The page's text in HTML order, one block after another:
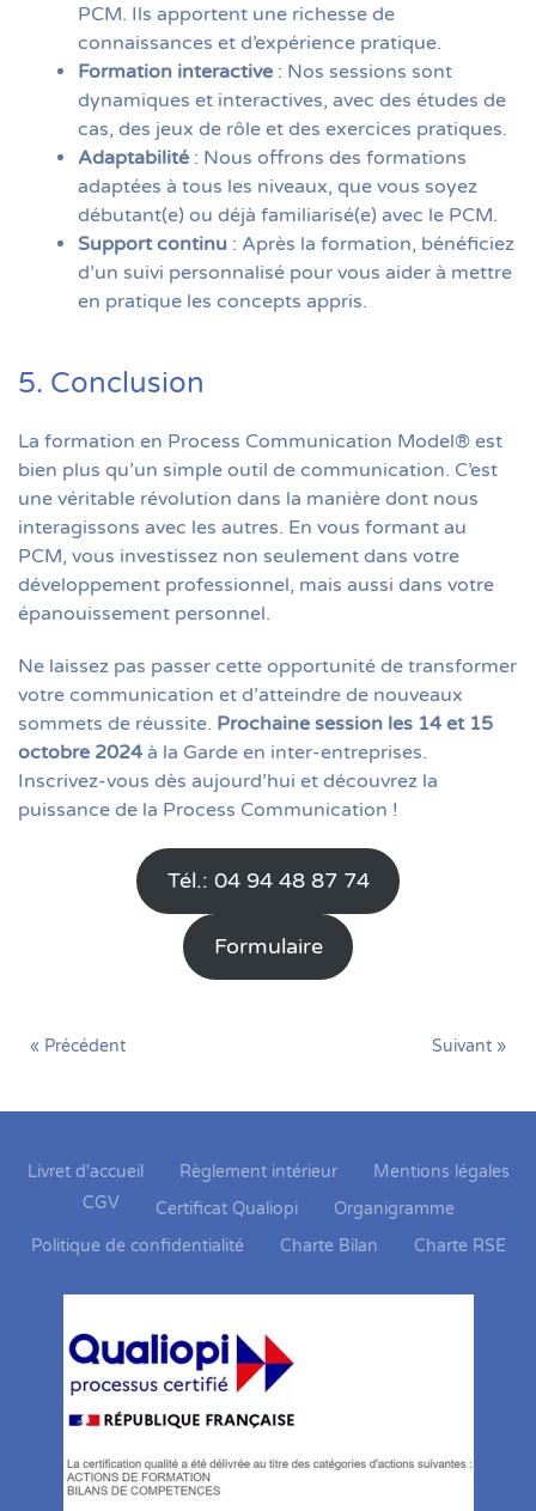
PCM. Ils apportent une richesse de
connaissances et d’expérience pratique.
Formation interactive : Nos sessions sont
dynamiques et interactives, avec des études de
cas, des jeux de rôle et des exercices pratiques.
Adaptabilité : Nous offrons des formations
adaptées à tous les niveaux, que vous soyez
débutant(e) ou déjà familiarisé(e) avec le PCM.
Support continu : Après la formation, bénéficiez
d’un suivi personnalisé pour vous aider à mettre
en pratique les concepts appris.
5. Conclusion
La formation en Process Communication Model® est
bien plus qu’un simple outil de communication. C’est
une véritable révolution dans la manière dont nous
interagissons avec les autres. En vous formant au
PCM, vous investissez non seulement dans votre
développement professionnel, mais aussi dans votre
épanouissement personnel.
Ne laissez pas passer cette opportunité de transformer
votre communication et d’atteindre de nouveaux
sommets de réussite. Prochaine session les 14 et 15
octobre 2024 à la Garde en inter-entreprises.
Inscrivez-vous dès aujourd’hui et découvrez la
puissance de la Process Communication !
Tél.: 04 94 48 87 74
Formulaire
« Précédent Suivant »
Livret d'accueil Règlement intérieur
Mentions légales
CGV
Certificat Qualiopi
Organigramme
Politique de confidentialité
Charte Bilan Charte RSE